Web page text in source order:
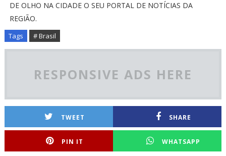
DE OLHO NA CIDADE O SEU PORTAL DE NOTÍCIAS DA
REGIÃO.
Tags # Brasil
RESPONSIVE ADS HERE
TWEET SHARE
PIN IT WHATSAPP